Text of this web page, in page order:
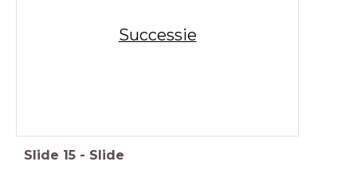
Successie
Slide 15 - Slide